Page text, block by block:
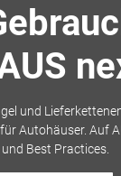
und
Autohäuser. Auf
Best Practices.